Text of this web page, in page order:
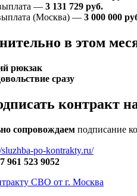
— 3 131 729 руб.
(Москва) — 3 000 000
в этом
рюкзак
сразу
контракт
сопровождаем подписание
sluzhba-po-kontrakty.ru/
961 523 9052
СВО от г. Москва